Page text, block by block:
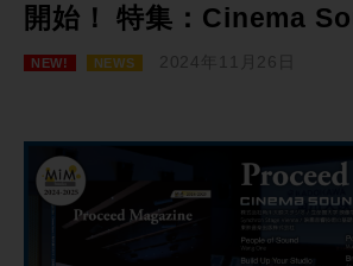
開始！ 特集：Cinema
NEW! NEWS 2024年11月26日